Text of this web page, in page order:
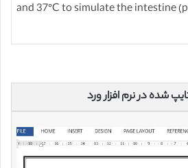
and 37°C to simulate the intestine
شده در نرم افزار ورد